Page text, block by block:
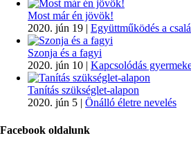
Most már én jövök!
2020. jún 19 | Együttműködés a
Szonja és a fagyi
2020. jún 10 | Kapcsolódás
Tanítás szükséglet-alapon
2020. jún 5 | Önálló életre nevelés
Facebook oldalunk